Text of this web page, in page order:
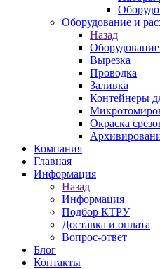
Оборудование и
Назад
Вырезка
Проводка
Заливка
Контейнеры
Окраска
Компания
Главная
Информация
Назад
Информация
Подбор КТРУ
Доставка и оплата
Вопрос-ответ
Блог
Контакты